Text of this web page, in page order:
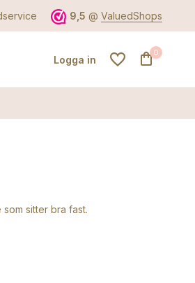
9,5 @ ValuedShops
Logga in
0
sitter bra fast.